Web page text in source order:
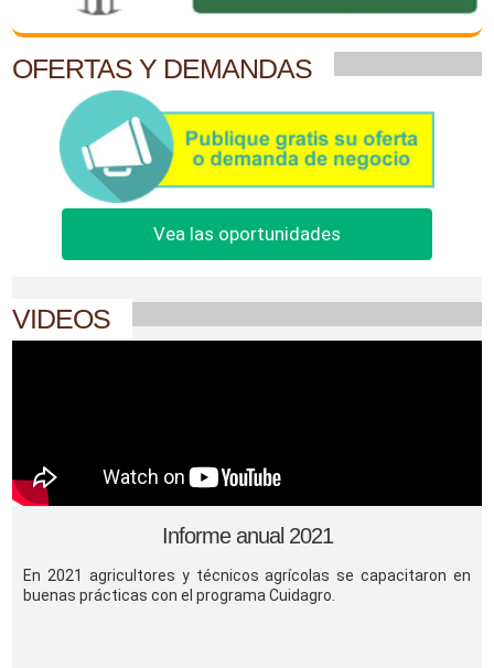
OFERTAS Y DEMANDAS
Vea las oportunidades
VIDEOS
Informe anual 2021
En 2021 agricultores y técnicos agrícolas se capacitaron en
buenas prácticas con el programa Cuidagro.